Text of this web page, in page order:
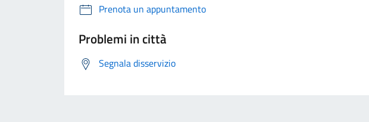
Prenota un appuntamento
Problemi in città
Segnala disservizio